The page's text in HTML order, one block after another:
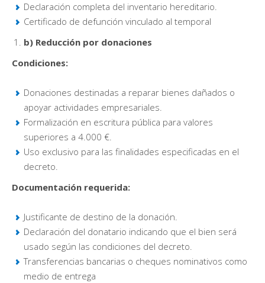
Declaración completa del inventario hereditario.
Certificado de defunción vinculado al temporal
b) Reducción por donaciones
Condiciones:
Donaciones destinadas a reparar bienes dañados o
apoyar actividades empresariales.
Formalización en escritura pública para valores
superiores a 4.000 €.
Uso exclusivo para las finalidades especificadas en el
decreto.
Documentación requerida:
Justificante de destino de la donación.
Declaración del donatario indicando que el bien será
usado según las condiciones del decreto.
Transferencias bancarias o cheques nominativos como
medio de entrega